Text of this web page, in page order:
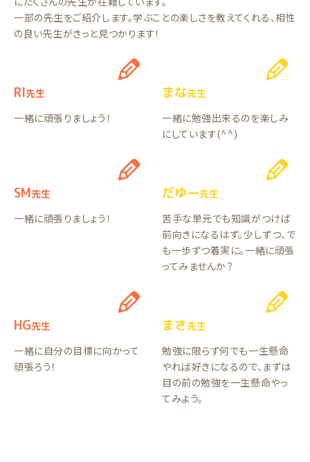
一部の先生をご紹介します。学ぶことの楽しさを教えてくれる、相性
の良い先生がきっと見つかります！
RI先生
一緒に頑張りましょう！
まな先生
一緒に勉強出来るのを楽しみ
にしています(⁠^⁠^⁠)
SM先生
一緒に頑張りましょう！
だゆー先生
苦手な単元でも知識がつけば
前向きになるはず。少しずつ、で
も一歩ずつ着実に。一緒に頑張
ってみませんか？
HG先生
一緒に自分の目標に向かって
頑張ろう！
まさ先生
勉強に限らず何でも一生懸命
やれば好きになるので、まずは
目の前の勉強を一生懸命やっ
てみよう。